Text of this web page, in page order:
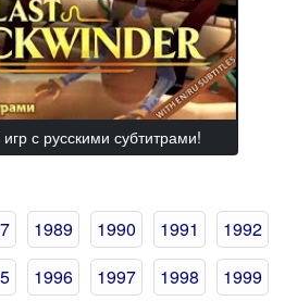
с русскими субтитрами!
1989 1990 1991
1992
1996 1997 1998 1999